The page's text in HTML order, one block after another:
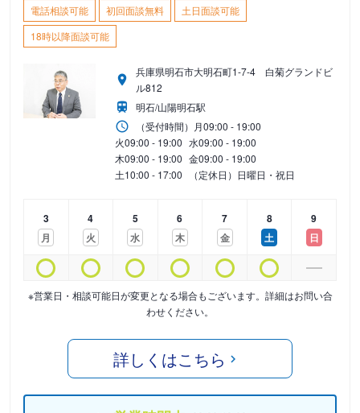
電話相談可能 初回面談無料
土日面談可能
18時以降面談可能
兵庫県明石市大明石町1-7-4 白菊グランドビ
ル812
明石/山陽明石駅
（受付時間） 月09:00 - 19:00
火09:00 - 19:00 水09:00 - 19:00
木09:00 - 19:00 金09:00 - 19:00
土10:00 - 17:00 （定休日）日曜日・祝日
3
月
4
火
5
水
6
木
7
金
8
土
9
日
※営業日・相談可能日が変更となる場合もございます。詳細はお問い合
わせください。
詳しくはこちら